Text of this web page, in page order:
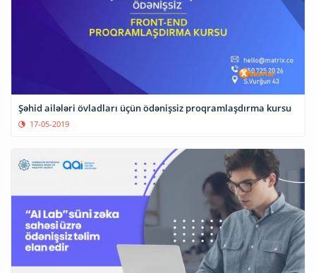
Şəhid ailələri övladları üçün ödənişsiz proqramlaşdırma kursu
17-05-2019